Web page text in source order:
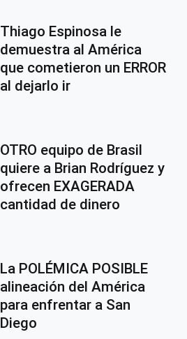
Thiago Espinosa le
demuestra al América
que cometieron un ERROR
al dejarlo ir
OTRO equipo de Brasil
quiere a Brian Rodríguez y
ofrecen EXAGERADA
cantidad de dinero
La POLÉMICA POSIBLE
alineación del América
para enfrentar a San
Diego